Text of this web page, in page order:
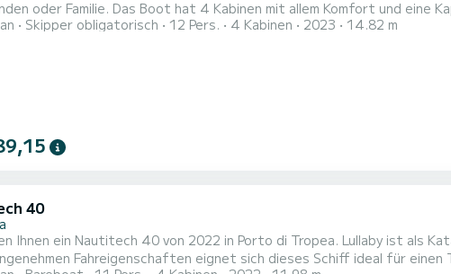
mit allem Komfort und eine Kapazität von 12 Personen. Mit einer Gesamtlänge
wird es Ihr perfekter Begleiter sein, um einen einzigartigen
Skipper obligatorisch 12 Pers. 4 Kabinen 2023 14.82 m
40
Ihnen ein Nautitech 40 von 2022 in Porto di Tropea. Lullaby ist als
Fahreigenschaften eignet sich dieses Schiff ideal für einen